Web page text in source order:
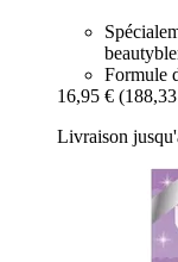
Formule
16,95 €
Livraison